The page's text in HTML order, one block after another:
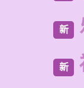
新
新